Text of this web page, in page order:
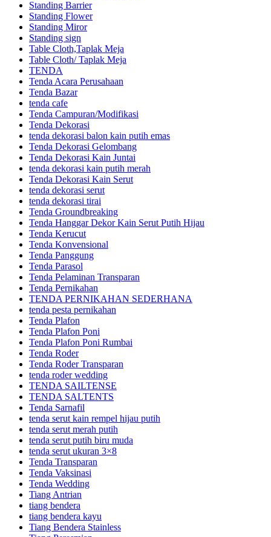
Standing Barrier
Standing Flower
Standing Miror
Standing sign
Table Cloth,Taplak Meja
Table Cloth/ Taplak Meja
TENDA
Tenda Acara Perusahaan
Tenda Bazar
tenda cafe
Tenda Campuran/Modifikasi
Tenda Dekorasi
tenda dekorasi balon kain putih emas
Tenda Dekorasi Gelombang
Tenda Dekorasi Kain Juntai
tenda dekorasi kain putih merah
Tenda Dekorasi Kain Serut
tenda dekorasi serut
tenda dekorasi tirai
Tenda Groundbreaking
Tenda Hanggar Dekor Kain Serut Putih Hijau
Tenda Kerucut
Tenda Konvensional
Tenda Panggung
Tenda Parasol
Tenda Pelaminan Transparan
Tenda Pernikahan
TENDA PERNIKAHAN SEDERHANA
tenda pesta pernikahan
Tenda Plafon
Tenda Plafon Poni
Tenda Plafon Poni Rumbai
Tenda Roder
Tenda Roder Transparan
tenda roder wedding
TENDA SAILTENSE
TENDA SALTENTS
Tenda Sarnafil
tenda serut kain rempel hijau putih
tenda serut merah putih
tenda serut putih biru muda
tenda serut ukuran 3×8
Tenda Transparan
Tenda Vaksinasi
Tenda Wedding
Tiang Antrian
tiang bendera
tiang bendera kayu
Tiang Bendera Stainless